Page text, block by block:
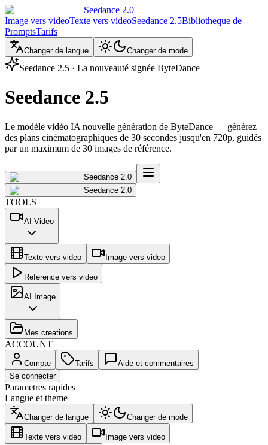
Seedance 2.0
Image vers videoTexte vers videoSeedance 2.5Bibliotheque de
PromptsTarifs
Changer de langue Changer de mode
Seedance 2.5 · La nouveauté signée ByteDance
Seedance 2.5
Le modèle vidéo IA nouvelle génération de ByteDance — générez
des plans cinématographiques de 30 secondes jusqu'en 720p, guidés
par un maximum de 30 images de référence.
Seedance 2.0
Seedance 2.0
TOOLS
AI Video
Texte vers video Image vers video
Reference vers video
AI Image
Mes creations
ACCOUNT
Compte Tarifs
Aide et commentaires
Se connecter
Parametres rapides
Langue et theme
Changer de langue Changer de mode
Texte vers video Image vers video